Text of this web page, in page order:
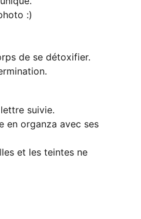
:)
de se détoxifier.
suivie.
en organza avec ses
et les teintes ne